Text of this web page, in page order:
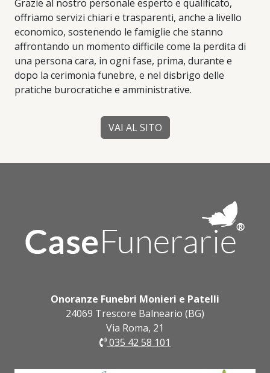
Grazie al nostro personale esperto e qualificato,
offriamo servizi chiari e trasparenti, anche a livello
economico, sostenendo le famiglie che stanno
affrontando un momento difficile come la perdita di
una persona cara, in ogni fase, prima, durante e
dopo la cerimonia funebre, e nel disbrigo delle
pratiche burocratiche e amministrative.
VAI AL SITO
Onoranze Funebri Monieri e Patelli
24069 Trescore Balneario (BG)
Via Roma, 21
035 42 58 101